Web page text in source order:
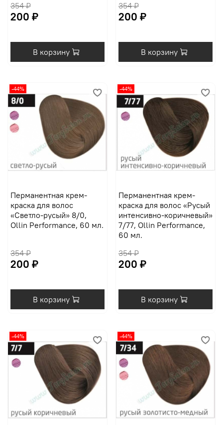
354 ₽
200 ₽
В корзину
354 ₽
200 ₽
В корзину
-44%
Перманентная крем-
краска для волос
«Светло-русый» 8/0,
Ollin Performance, 60 мл.
354 ₽
200 ₽
В корзину
-44%
Перманентная крем-
краска для волос «Русый
интенсивно-коричневый»
7/77, Ollin Performance,
60 мл.
354 ₽
200 ₽
В корзину
-44% -44%